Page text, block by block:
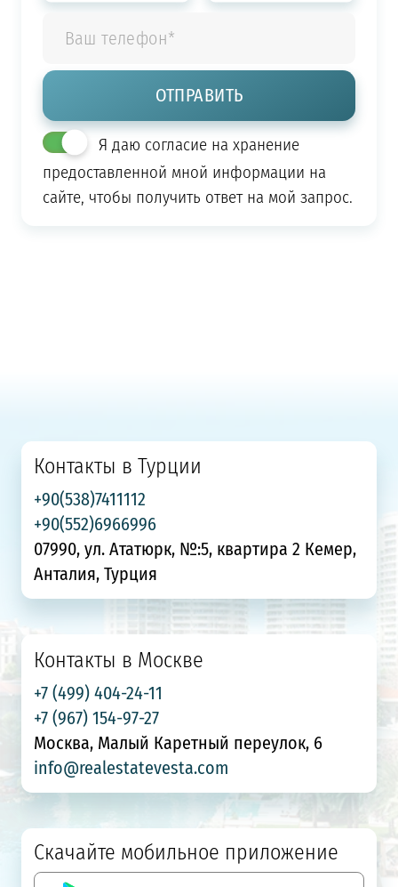
Я даю согласие на хранение
предоставленной мной информации на
сайте, чтобы получить ответ на мой запрос.
Контакты в Турции
+90(538)7411112
+90(552)6966996
07990, ул. Ататюрк, №:5, квартира 2 Кемер,
Анталия, Турция
Контакты в Москве
+7 (499) 404-24-11
+7 (967) 154-97-27
Москва, Малый Каретный переулок, 6
info@realestatevesta.com
Скачайте мобильное приложение